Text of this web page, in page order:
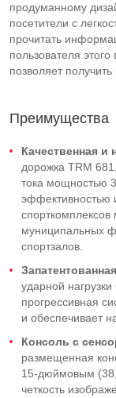
продуманному
посетители с
прочитать
пользователя этого
позволяет
Преимущества
Качественная и
дорожка TRM
тока мощностью
эффективностью
муниципальных
спортзалов.
ударной
прогрессивная
и обеспечивает
Консоль с
размещенная
15-дюймовым
четкость